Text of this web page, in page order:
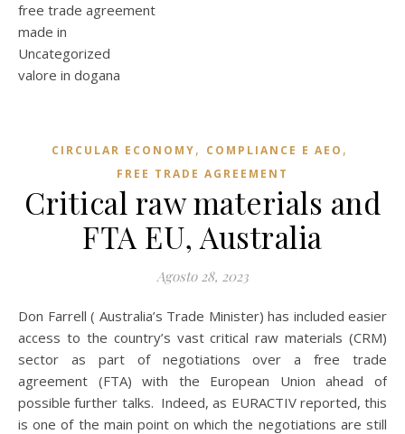
free trade agreement
made in
Uncategorized
valore in dogana
CIRCULAR ECONOMY, COMPLIANCE E AEO ,
FREE TRADE AGREEMENT
Critical raw materials and
FTA EU, Australia
Agosto 28, 2023
Don Farrell ( Australia’s Trade Minister) has included easier
access to the country’s vast critical raw materials (CRM)
sector as part of negotiations over a free trade
agreement (FTA) with the European Union ahead of
possible further talks. Indeed, as EURACTIV reported, this
is one of the main point on which the negotiations are still